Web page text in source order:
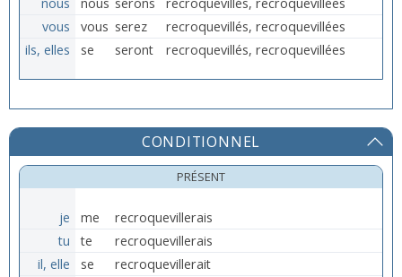
vous
vous serez
recroquevillés, recroquevillées
ils, elles
se seront recroquevillés, recroquevillées
CONDITIONNEL
PRÉSENT
je me
recroquevillerais
tu
te
recroquevillerais
il, elle
se
recroquevillerait